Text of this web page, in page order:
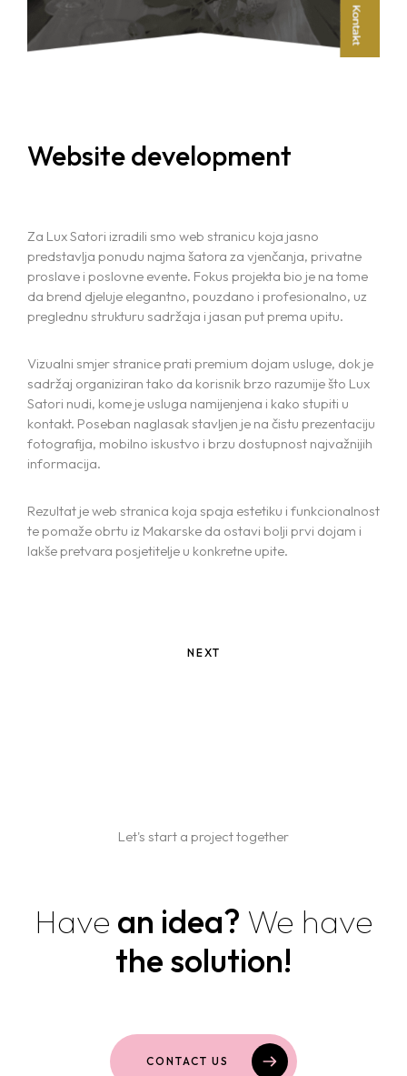
Projects
Services
WEB DESIGN AND DEVELOPMENT
MARKETING AND SOCIAL MEDIA
PACKAGING AND PRINT
Contact us
Website development
Za Lux Satori izradili smo web stranicu koja jasno
predstavlja ponudu najma šatora za vjenčanja, privatne
proslave i poslovne evente. Fokus projekta bio je na tome
da brend djeluje elegantno, pouzdano i profesionalno, uz
preglednu strukturu sadržaja i jasan put prema upitu.
Vizualni smjer stranice prati premium dojam usluge, dok je
sadržaj organiziran tako da korisnik brzo razumije što Lux
Satori nudi, kome je usluga namijenjena i kako stupiti u
kontakt. Poseban naglasak stavljen je na čistu prezentaciju
fotografija, mobilno iskustvo i brzu dostupnost najvažnijih
informacija.
Rezultat je web stranica koja spaja estetiku i funkcionalnost
te pomaže obrtu iz Makarske da ostavi bolji prvi dojam i
lakše pretvara posjetitelje u konkretne upite.
NEXT
Let's start a project together
Have an idea? We have
the solution!
CONTACT US